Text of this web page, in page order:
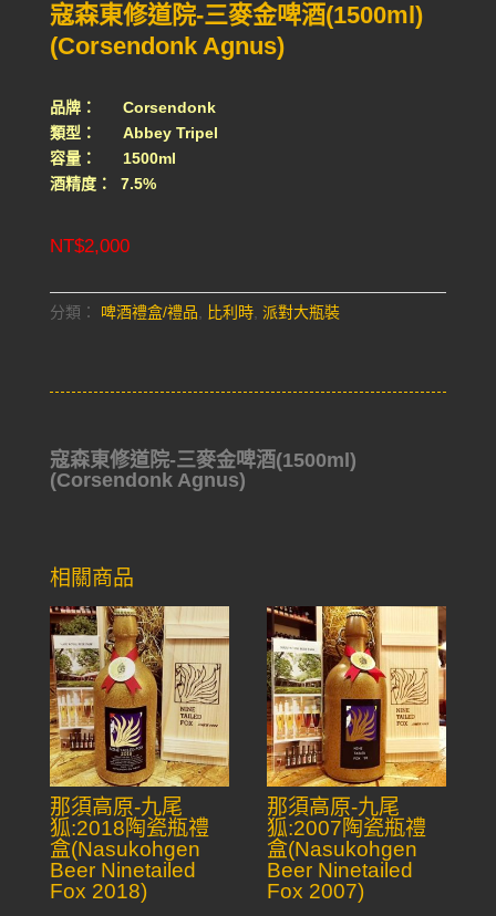
寇森東修道院-三麥金啤酒(1500ml)
(Corsendonk Agnus)
品牌： Corsendonk
類型： Abbey Tripel
容量： 1500ml
酒精度： 7.5%
NT$2,000
分類： 啤酒禮盒/禮品, 比利時, 派對大瓶裝
寇森東修道院-三麥金啤酒(1500ml)
(Corsendonk Agnus)
相關商品
那須高原-九尾
狐:2018陶瓷瓶禮
盒(Nasukohgen
Beer Ninetailed
Fox 2018)
那須高原-九尾
狐:2007陶瓷瓶禮
盒(Nasukohgen
Beer Ninetailed
Fox 2007)